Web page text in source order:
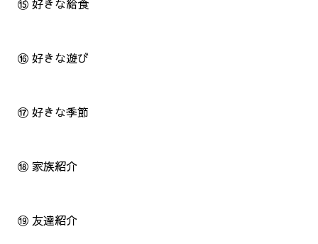
⑮ 好きな給食
⑯ 好きな遊び
⑰ 好きな季節
⑱ 家族紹介
⑲ 友達紹介